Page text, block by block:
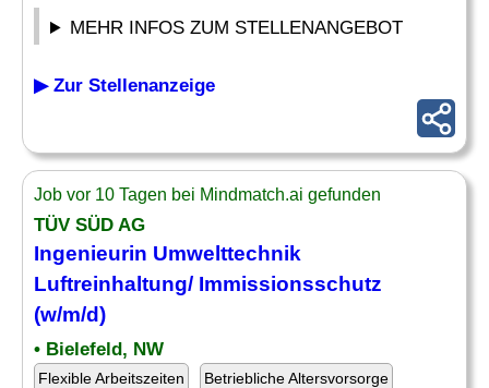
MEHR INFOS ZUM STELLENANGEBOT
▶ Zur Stellenanzeige
Job vor 10 Tagen bei Mindmatch.ai gefunden
TÜV SÜD AG
Ingenieurin Umwelttechnik
Luftreinhaltung/ Immissionsschutz
(w/m/d)
• Bielefeld, NW
Flexible Arbeitszeiten Betriebliche Altersvorsorge